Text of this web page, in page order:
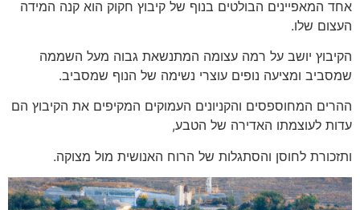
אחד המאפיינים הבולטים בנוף של קיבוץ חקוק הוא קנה המידה
העצום שלו.
הקיבוץ יושב על רמה עצומה המתנשאת גבוה מעל השממה
שמסביב ומציעה נופים עוצרי נשימה של הנוף שמסביב.
ההרים המחוספסים והקניונים העמוקים המקיפים את הקיבוץ הם
עדות לעוצמתו האדירה של הטבע,
ותזכורת לחוסן והסתגלות של הרוח האנושית מול מצוקה.